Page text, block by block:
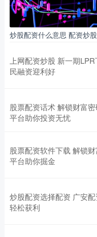
炒股配资什么意思 配资炒
上网配资炒股 新一期
民融资迎利好
股票配资话术 解锁财富
平台助你投资无忧
股票配资软件下载 解锁
平台助你掘金
炒股配资选择配资 广安
轻松获利